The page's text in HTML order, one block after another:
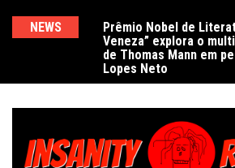
NEWS
Prêmio Nobel de
Veneza” explora o
de Thomas Mann em
Lopes Neto